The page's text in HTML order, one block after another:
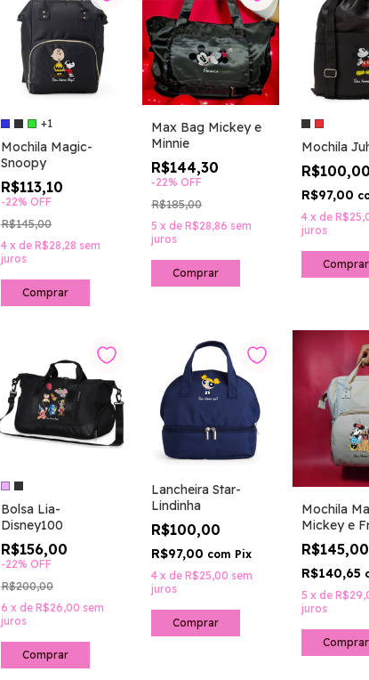
+1
Mochila Magic-
Snoopy
R$113,10
-22% OFF
R$145,00
4 x de R$28,28 sem
juros
Comprar
Max Bag Mickey e
Minnie
R$144,30
-22% OFF
R$185,00
5 x de R$28,86 sem
juros
Comprar
Mochila
R$100,00
R$97,00
4 x de
juros
Comprar
Bolsa Lia-
Disney100
R$156,00
-22% OFF
R$200,00
6 x de R$26,00 sem
juros
Comprar
Lancheira Star-
Lindinha
R$100,00
R$97,00 com Pix
4 x de R$25,00 sem
juros
Mochila
Mickey e
Disney100
R$145,00
R$140,65
5 x de
juros